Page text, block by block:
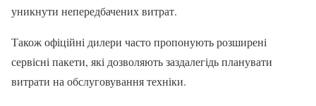
уникнути непередбачених витрат.
Також офіційні дилери часто пропонують розширені
сервісні пакети, які дозволяють заздалегідь планувати
витрати на обслуговування техніки.